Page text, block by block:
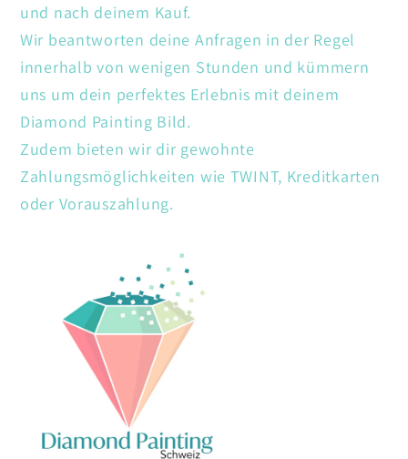
und nach deinem Kauf.
Wir beantworten deine Anfragen in der Regel
innerhalb von wenigen Stunden und kümmern
uns um dein perfektes Erlebnis mit deinem
Diamond Painting Bild.
Zudem bieten wir dir gewohnte
Zahlungsmöglichkeiten wie TWINT, Kreditkarten
oder Vorauszahlung.